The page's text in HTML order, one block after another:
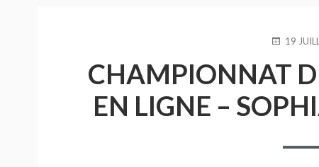
PUBLIÉ
19
CHAMPIONNAT
EN LIGNE –